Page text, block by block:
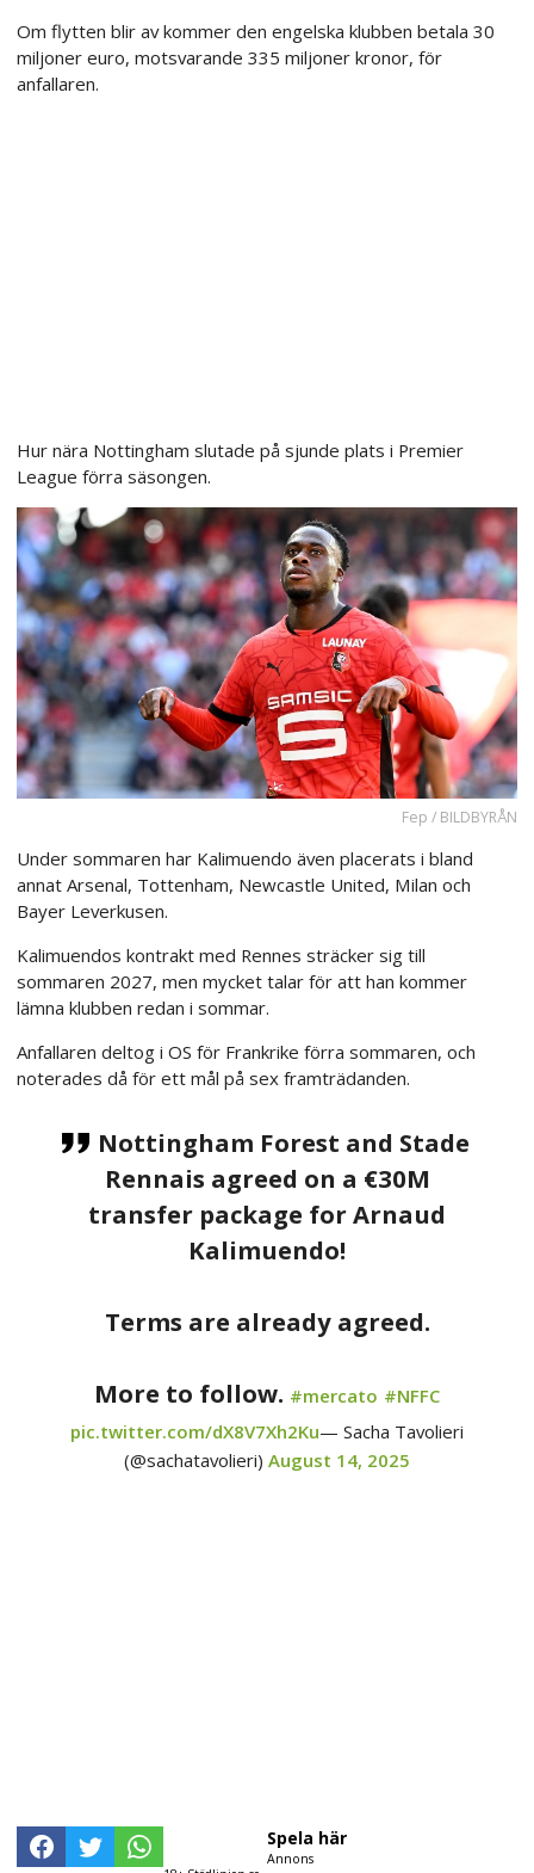
Om flytten blir av kommer den engelska klubben betala 30
miljoner euro, motsvarande 335 miljoner kronor, för
anfallaren.
Hur nära Nottingham slutade på sjunde plats i Premier
League förra säsongen.
Fep / BILDBYRÅN
Under sommaren har Kalimuendo även placerats i bland
annat Arsenal, Tottenham, Newcastle United, Milan och
Bayer Leverkusen.
Kalimuendos kontrakt med Rennes sträcker sig till
sommaren 2027, men mycket talar för att han kommer
lämna klubben redan i sommar.
Anfallaren deltog i OS för Frankrike förra sommaren, och
noterades då för ett mål på sex framträdanden.
Nottingham Forest and Stade
Rennais agreed on a €30M
transfer package for Arnaud
Kalimuendo!
Terms are already agreed.
More to follow. #mercato #NFFC
pic.twitter.com/dX8V7Xh2Ku— Sacha Tavolieri
(@sachatavolieri) August 14, 2025
Spela här
Annons